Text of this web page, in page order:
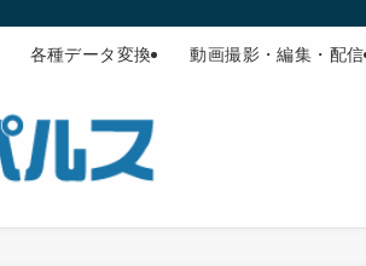
各種データ変換 動画撮影・編集・配信